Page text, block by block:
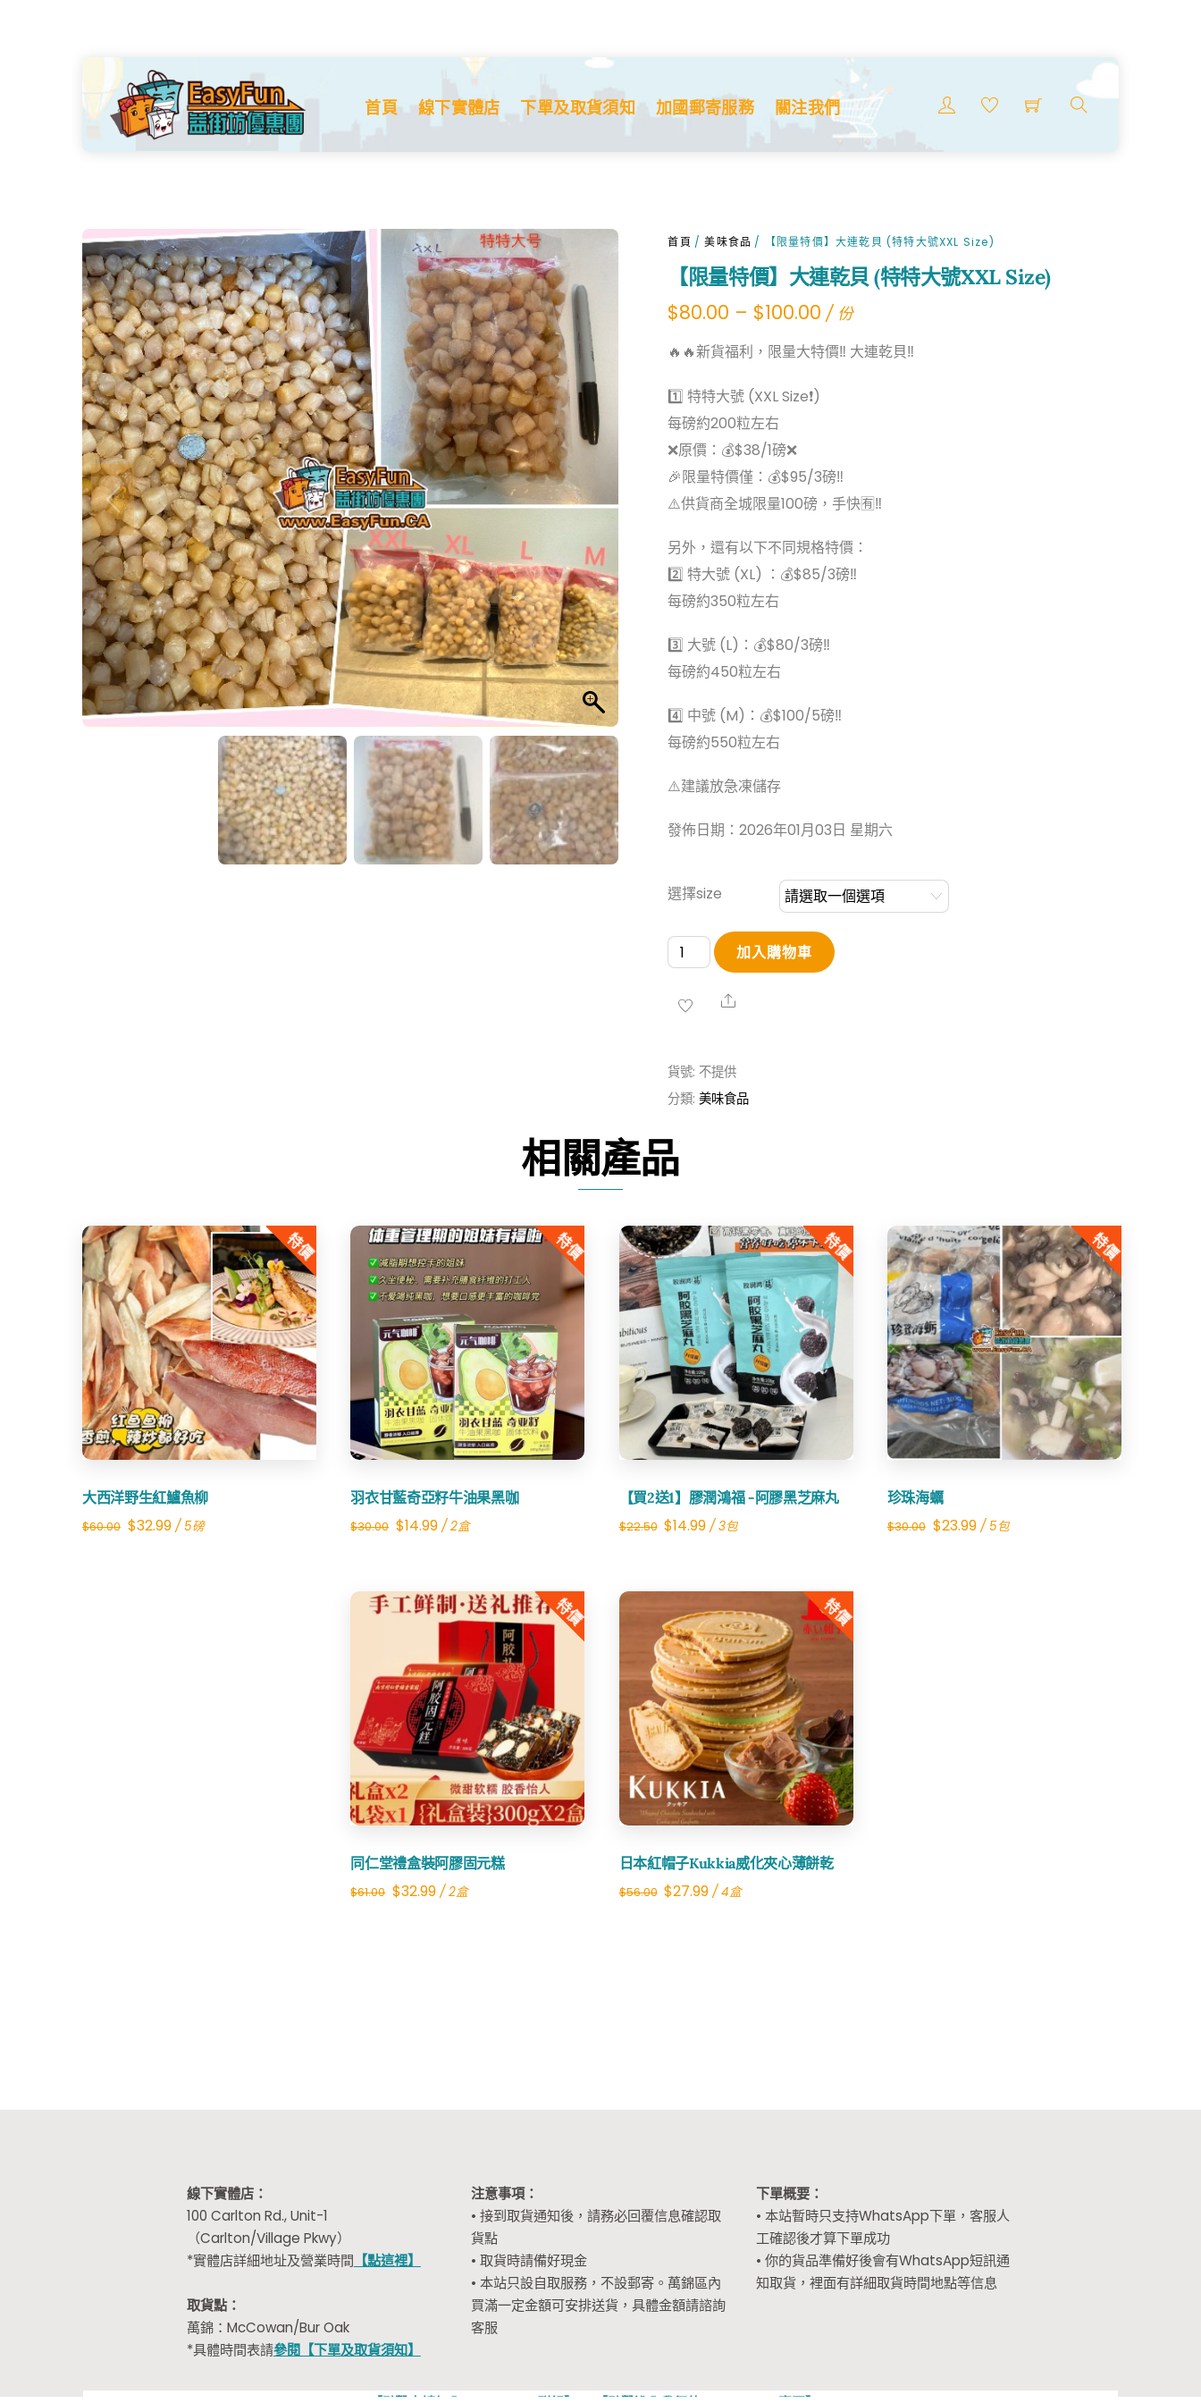
Menu
索
首頁 線下實體店 下單及取貨須知 加國郵寄服務 關注我們
首頁 /美味食品 / 【限量特價】大連乾貝 (特特大號XXL Size)
【限量特價】大連乾貝 (特特大號XXL Size)
$80.00 – $100.00 / 份
🔥🔥新貨福利，限量大特價‼ 大連乾貝‼
1️⃣ 特特大號 (XXL Size❗)
每磅約200粒左右
❌原價：💰$38/1磅❌
🎉限量特價僅：💰$95/3磅‼
⚠️供貨商全城限量100磅，手快🈶‼
另外，還有以下不同規格特價：
2️⃣ 特大號 (XL) ：💰$85/3磅‼
每磅約350粒左右
3️⃣ 大號 (L)：💰$80/3磅‼
每磅約450粒左右
4️⃣ 中號 (M)：💰$100/5磅‼
每磅約550粒左右
⚠️建議放急凍儲存
發佈日期：2026年01月03日 星期六
選擇size
【限
量
特
連
乾
貝
(特
號
XXL
Size)
數
量
加入購物車
Share
貨號: 不提供
分類:美味食品
相關產品
特價
大西洋野生紅鱸魚柳
$60.00 Original
$32.99Current
/ 5磅
Share
特價
羽衣甘藍奇亞籽牛油果黑咖
$30.00 Original
$30.00.
$14.99Current
$14.99.
/ 2盒
Share
特價
【買2送1】膠潤鴻福 -阿膠黑芝麻丸
$22.50 Original
$14.99Current
$14.99.
/ 3包
Share
特價
珍珠海蠣
$30.00 Original
$23.99Current
/ 5包
Share
特價
同仁堂禮盒裝阿膠固元糕
$61.00 Original
$32.99Current
/ 2盒
Share
特價
日本紅帽子Kukkia威化夾心薄餅乾
$56.00 Original
$27.99Current
/ 4盒
Share
線下實體店：
100 Carlton Rd., Unit-1
（Carlton/Village Pkwy）
*實體店詳細地址及營業時間 【點這裡】
取貨點：
萬錦：McCowan/Bur Oak
*具體時間表請參閱【下單及取貨須知】
注意事項：
• 接到取貨通知後，請務必回覆信息確認取
貨點
• 取貨時請備好現金
• 本站只設自取服務，不設郵寄。萬錦區內
買滿一定金額可安排送貨，具體金額請諮詢
客服
下單概要：
• 本站暫時只支持WhatsApp下單，客服人
工確認後才算下單成功
• 你的貨品準備好後會有WhatsApp短訊通
知取貨，裡面有詳細取貨時間地點等信息